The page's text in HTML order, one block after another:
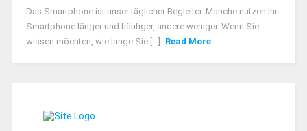
Das Smartphone ist unser täglicher Begleiter. Manche nutzen Ihr
Smartphone länger und häufiger, andere weniger. Wenn Sie
wissen möchten, wie lange Sie [...]
Read More